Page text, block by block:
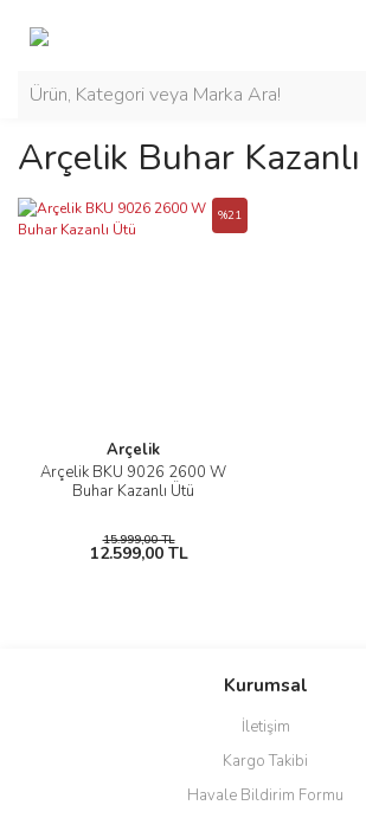
Arçelik Buhar
Arçelik
Arçelik BKU 9026 2600 W
Buhar Kazanlı Ütü
%21
15.999,00 TL
12.599,00 TL
Kurumsal
İletişim
Kargo Takibi
Havale Bildirim Formu